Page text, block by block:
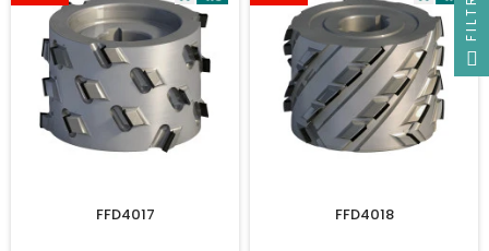
FFD4017 FFD4018